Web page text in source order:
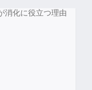
消化に役立つ理由